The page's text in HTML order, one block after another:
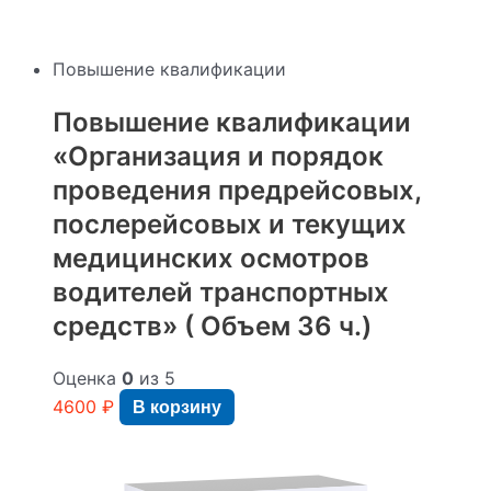
Повышение квалификации
Повышение квалификации
«Организация и порядок
проведения предрейсовых,
послерейсовых и текущих
медицинских осмотров
водителей транспортных
средств» ( Объем 36 ч.)
Оценка 0 из 5
4600 ₽ В корзину